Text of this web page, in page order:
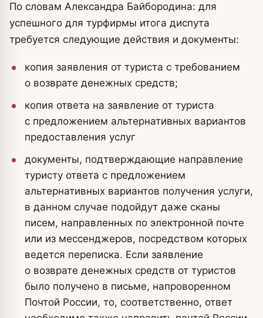
По словам Александра Байбородина: для
успешного для турфирмы итога диспута
требуется следующие действия и документы:
копия заявления от туриста с требованием
о возврате денежных средств;
копия ответа на заявление от туриста
с предложением альтернативных вариантов
предоставления услуг
документы, подтверждающие направление
туристу ответа с предложением
альтернативных вариантов получения услуги,
в данном случае подойдут даже сканы
писем, направленных по электронной почте
или из мессенджеров, посредством которых
ведется переписка. Если заявление
о возврате денежных средств от туристов
было получено в письме, напроворенном
Почтой России, то, соответственно, ответ